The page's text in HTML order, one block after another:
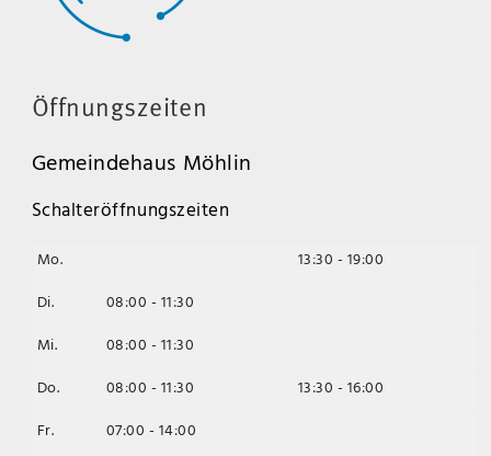
Öffnungszeiten
Gemeindehaus Möhlin
Schalteröffnungszeiten
Mo.
13:30 - 19:00
Di.
08:00 - 11:30
Mi.
08:00 - 11:30
Do.
08:00 - 11:30
13:30 - 16:00
Fr.
07:00 - 14:00